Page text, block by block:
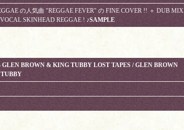
の人気曲 "REGGAE FEVER" の FINE COVER !! ＋ DUB MIX
SKINHEAD REGGAE ! ♪SAMPLE
GLEN BROWN & KING TUBBY LOST TAPES / GLEN BROWN